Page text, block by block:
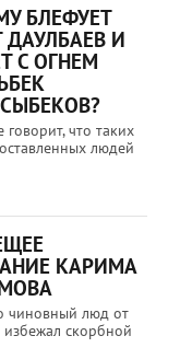
БЛЕФУЕТ
ДАУЛБАЕВ И
С ОГНЕМ
говорит, что таких
людей
КАРИМА
чиновный люд от
скорбной